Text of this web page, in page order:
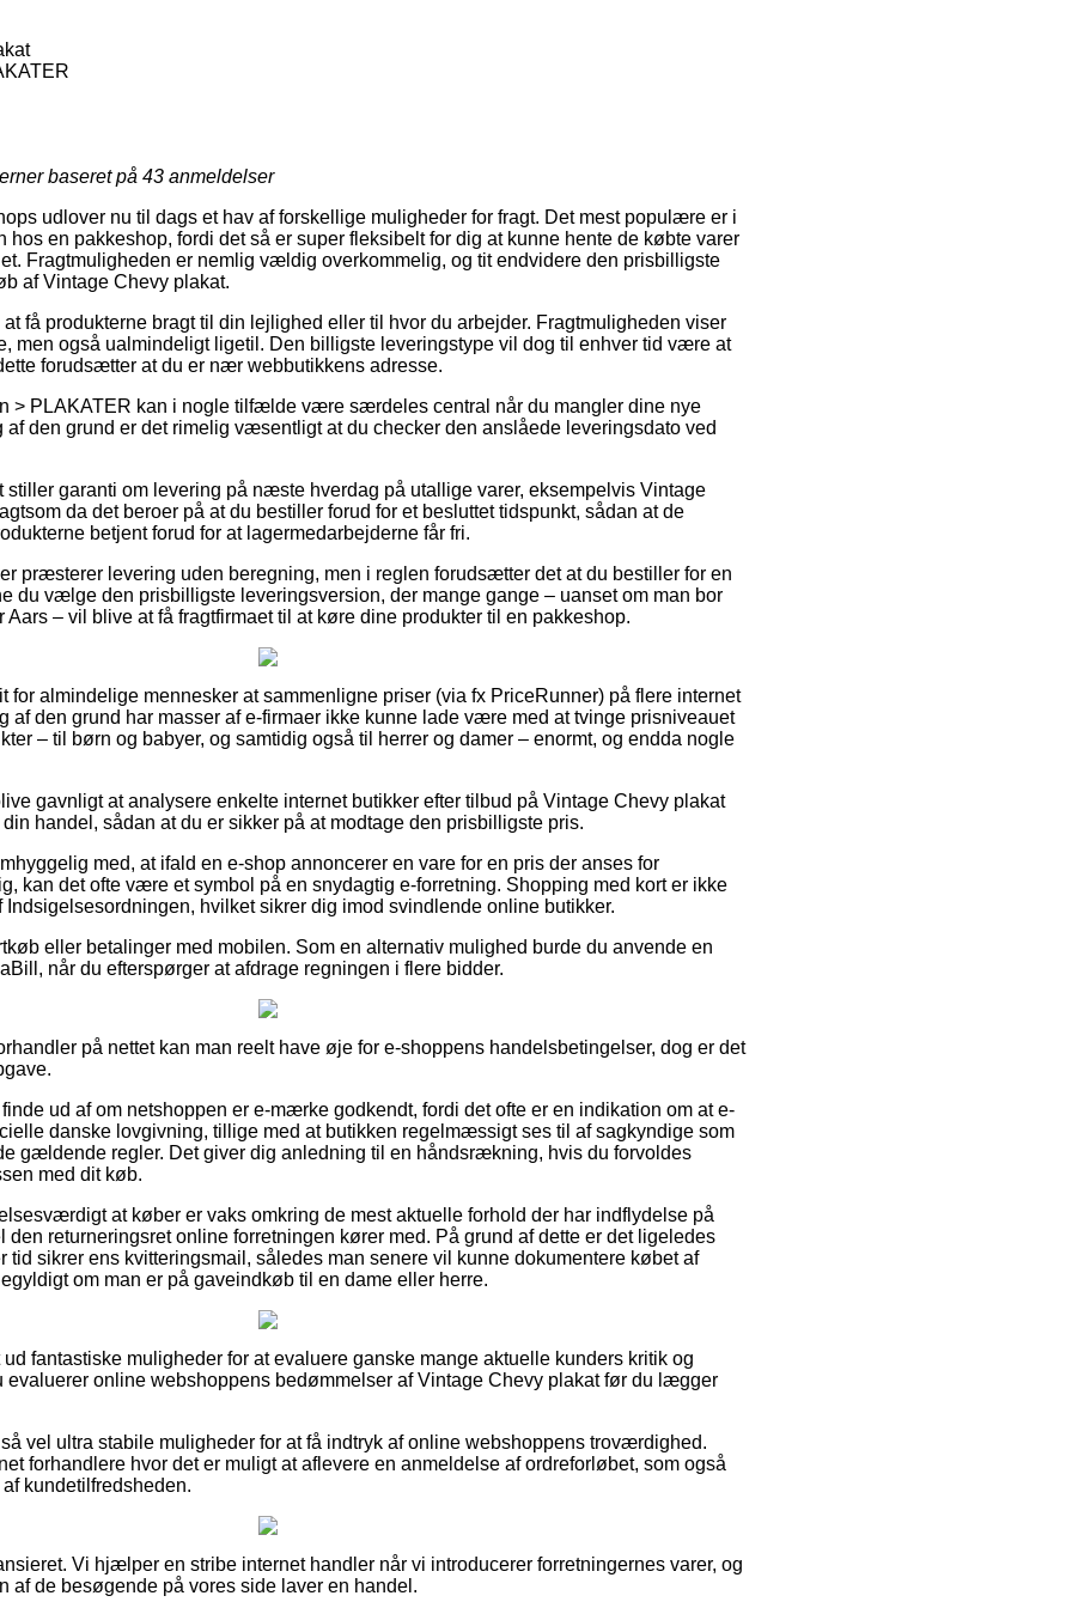
baseret på 43 anmeldelser
udlover nu til dags et hav af forskellige muligheder for fragt. Det mest populære er i
hos en pakkeshop, fordi det så er super fleksibelt for dig at kunne hente de købte varer
Fragtmuligheden er nemlig vældig overkommelig, og tit endvidere den prisbilligste
af Vintage Chevy plakat.
få produkterne bragt til din lejlighed eller til hvor du arbejder. Fragtmuligheden viser
men også ualmindeligt ligetil. Den billigste leveringstype vil dog til enhver tid være at
forudsætter at du er nær webbutikkens adresse.
> PLAKATER kan i nogle tilfælde være særdeles central når du mangler dine nye
af den grund er det rimelig væsentligt at du checker den anslåede leveringsdato ved
stiller garanti om levering på næste hverdag på utallige varer, eksempelvis Vintage
da det beroer på at du bestiller forud for et besluttet tidspunkt, sådan at de
betjent forud for at lagermedarbejderne får fri.
præsterer levering uden beregning, men i reglen forudsætter det at du bestiller for en
du vælge den prisbilligste leveringsversion, der mange gange – uanset om man bor
– vil blive at få fragtfirmaet til at køre dine produkter til en pakkeshop.
for almindelige mennesker at sammenligne priser (via fx PriceRunner) på flere internet
af den grund har masser af e-firmaer ikke kunne lade være med at tvinge prisniveauet
– til børn og babyer, og samtidig også til herrer og damer – enormt, og endda nogle
gavnligt at analysere enkelte internet butikker efter tilbud på Vintage Chevy plakat
handel, sådan at du er sikker på at modtage den prisbilligste pris.
med, at ifald en e-shop annoncerer en vare for en pris der anses for
kan det ofte være et symbol på en snydagtig e-forretning. Shopping med kort er ikke
Indsigelsesordningen, hvilket sikrer dig imod svindlende online butikker.
eller betalinger med mobilen. Som en alternativ mulighed burde du anvende en
når du efterspørger at afdrage regningen i flere bidder.
på nettet kan man reelt have øje for e-shoppens handelsbetingelser, dog er det
ud af om netshoppen er e-mærke godkendt, fordi det ofte er en indikation om at e-
danske lovgivning, tillige med at butikken regelmæssigt ses til af sagkyndige som
gældende regler. Det giver dig anledning til en håndsrækning, hvis du forvoldes
med dit køb.
at køber er vaks omkring de mest aktuelle forhold der har indflydelse på
den returneringsret online forretningen kører med. På grund af dette er det ligeledes
tid sikrer ens kvitteringsmail, således man senere vil kunne dokumentere købet af
om man er på gaveindkøb til en dame eller herre.
fantastiske muligheder for at evaluere ganske mange aktuelle kunders kritik og
evaluerer online webshoppens bedømmelser af Vintage Chevy plakat før du lægger
vel ultra stabile muligheder for at få indtryk af online webshoppens troværdighed.
forhandlere hvor det er muligt at aflevere en anmeldelse af ordreforløbet, som også
kundetilfredsheden.
Vi hjælper en stribe internet handler når vi introducerer forretningernes varer, og
af de besøgende på vores side laver en handel.